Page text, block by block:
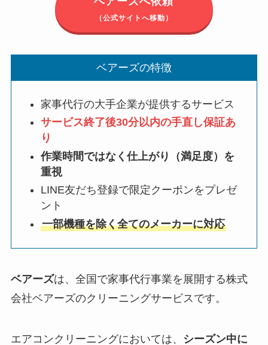
（公式サイトへ移動）
ベアーズの特徴
家事代行の大手企業が提供するサービス
サービス終了後30分以内の手直し保証あ
り
作業時間ではなく仕上がり（満足度）を
重視
LINE友だち登録で限定クーポンをプレゼ
ント
一部機種を除く全てのメーカーに対応
ベアーズは、全国で家事代行事業を展開する株式
会社ベアーズのクリーニングサービスです。
エアコンクリーニングにおいては、
シーズン中に